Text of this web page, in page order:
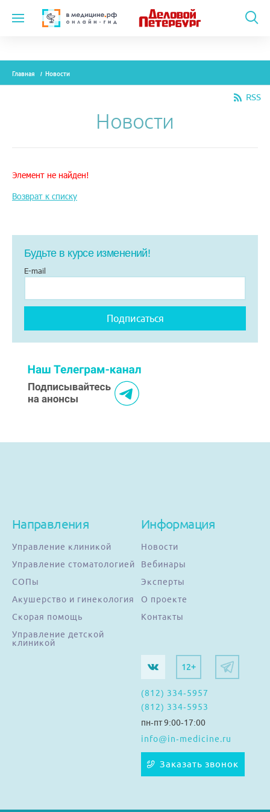
Модули
О проекте
Контакты
Заказать звонок
Тарифы
Подписка
Главная Новости
RSS
Новости
Элемент не найден!
Возврат к списку
Будьте в курсе изменений!
E-mail
Направления
Управление клиникой
Управление стоматологией
СОПы
Акушерство и гинекология
Скорая помощь
Управление детской
клиникой
Информация
Новости
Вебинары
Эксперты
О проекте
Контакты
12+
(812) 334-5957
(812) 334-5953
пн-пт 9:00-17:00
info@in-medicine.ru
Заказать звонок